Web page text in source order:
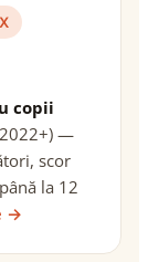
copii
—
scor
la 12
→